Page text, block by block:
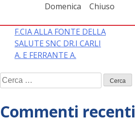
Domenica
Chiuso
Navigazione
articoli
F.CIA ALLA FONTE DELLA
SALUTE SNC DR.I CARLI
A. E FERRANTE A.
Ricerca
per:
Commenti recenti